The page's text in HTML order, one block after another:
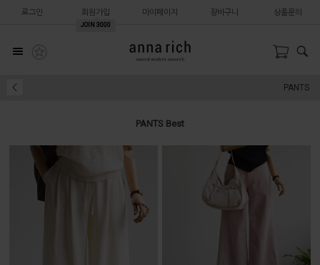
로그인 회원가입
JOIN 3000
마이페이지 장바구니 상품문의
PANTS
PANTS Best